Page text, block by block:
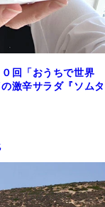
回「おうちで世界
激辛サラダ『ソムタ